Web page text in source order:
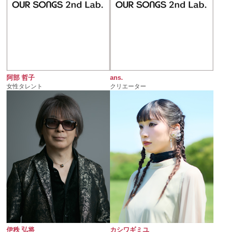
阿部 哲子
女性タレント
ans.
クリエーター
伊秩 弘将 カシワギミユ